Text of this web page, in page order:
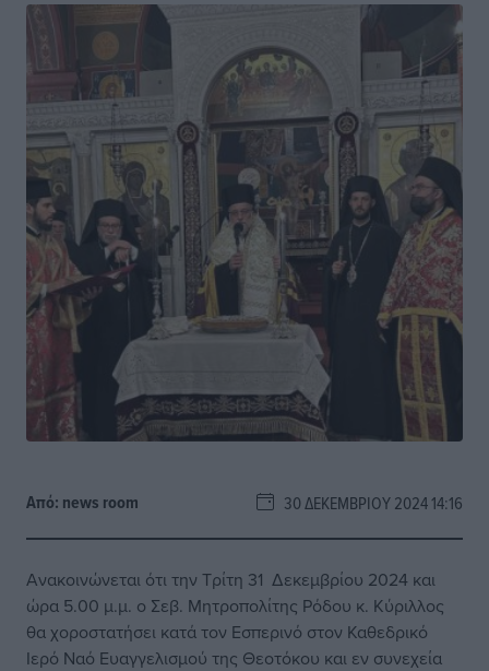
Από: news room 30 ΔΕΚΕΜΒΡΊΟΥ 2024 14:16
Ανακοινώνεται ότι την Τρίτη 31 Δεκεμβρίου 2024 και
ώρα 5.00 μ.μ. ο Σεβ. Μητροπολίτης Ρόδου κ. Κύριλλος
θα χοροστατήσει κατά τον Εσπερινό στον Καθεδρικό
Ιερό Ναό Ευαγγελισμού της Θεοτόκου και εν συνεχεία